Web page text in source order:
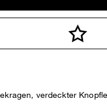
verdeckter